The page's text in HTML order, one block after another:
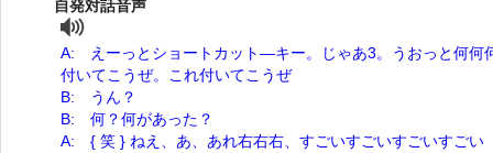
自発対話音声
A:
えーっとショートカット―キー。じゃあ3。うおっと何何
付いてこうぜ。これ付いてこうぜ
B:
うん？
B:
何？何があった？
A:
{ 笑 } ねえ、あ、あれ右右右、すごいすごいすごいすごい